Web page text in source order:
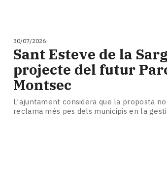
30/07/2026
Sant Esteve de la
projecte del futur
Montsec
L'ajuntament considera que la proposta
reclama més pes dels municipis en la